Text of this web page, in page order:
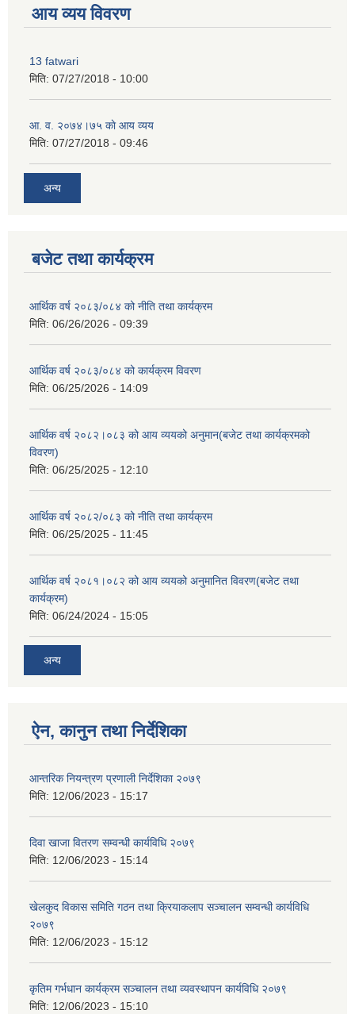
आय व्यय विवरण
13 fatwari
मिति: 07/27/2018 - 10:00
आ‍. व. २०७४।७५ काे आय व्यय
मिति: 07/27/2018 - 09:46
अन्य
बजेट तथा कार्यक्रम
आर्थिक वर्ष २०८३/०८४ को नीति तथा कार्यक्रम
मिति: 06/26/2026 - 09:39
आर्थिक वर्ष २०८३/०८४ को कार्यक्रम विवरण
मिति: 06/25/2026 - 14:09
आर्थिक वर्ष २०८२।०८३ को आय व्ययको अनुमान(बजेट तथा कार्यक्रमको
विवरण)
मिति: 06/25/2025 - 12:10
आर्थिक वर्ष २०८२/०८३ को नीति तथा कार्यक्रम
मिति: 06/25/2025 - 11:45
आर्थिक वर्ष २०८१।०८२ को आय व्ययको अनुमानित विवरण(बजेट तथा
कार्यक्रम)
मिति: 06/24/2024 - 15:05
अन्य
ऐन, कानुन तथा निर्देशिका
आन्तरिक नियन्त्रण प्रणाली निर्देशिका २०७९
मिति: 12/06/2023 - 15:17
दिवा खाजा वितरण सम्वन्धी कार्यविधि २०७९
मिति: 12/06/2023 - 15:14
खेलकुद विकास समिति गठन तथा क्रियाकलाप सञ्चालन सम्वन्धी कार्यविधि
२०७९
मिति: 12/06/2023 - 15:12
कृतिम गर्भधान कार्यक्रम सञ्चालन तथा व्यवस्थापन कार्यविधि २०७९
मिति: 12/06/2023 - 15:10